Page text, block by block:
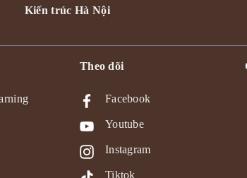
Kiến trúc Hà Nội
Theo dõi
Facebook
Youtube
Instagram
Tiktok